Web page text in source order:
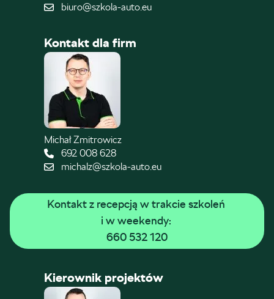
biuro@szkola-auto.eu
Kontakt dla firm
Michał Zmitrowicz
692 008 628
michalz@szkola-auto.eu
Kontakt z recepcją w trakcie szkoleń
i w weekendy:
660 532 120
Kierownik projektów